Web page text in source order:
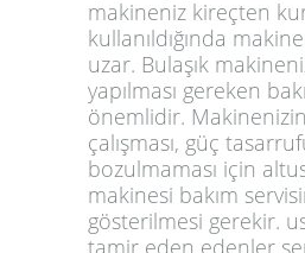
makineniz kireçten
kullanıldığında
uzar. Bulaşık
yapılması gereken
önemlidir.
çalışması, güç
bozulmaması için
makinesi bakım
gösterilmesi gerekir.
tamir eden edenler